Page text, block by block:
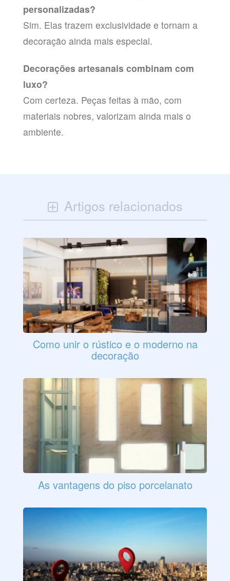
personalizadas?
Sim. Elas trazem exclusividade e tornam a
decoração ainda mais especial.
Decorações artesanais combinam com
luxo?
Com certeza. Peças feitas à mão, com
materiais nobres, valorizam ainda mais o
ambiente.
Artigos relacionados
Como unir o rústico e o moderno na
decoração
As vantagens do piso porcelanato